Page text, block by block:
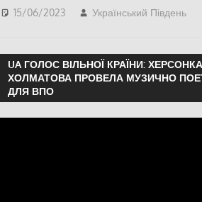
15/06/2023 Український Південь
UA ГОЛОС ВІЛЬНОЇ КРАЇНИ:
ХОЛМАТОВА ПРОВЕЛА МУЗИЧНО
ДЛЯ ВПО